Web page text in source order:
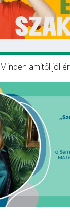
Minden amitől jól